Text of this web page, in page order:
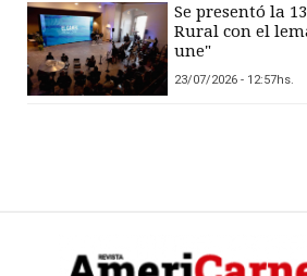
Se presentó la
Rural con el
une"
23/07/2026 - 12:57hs.